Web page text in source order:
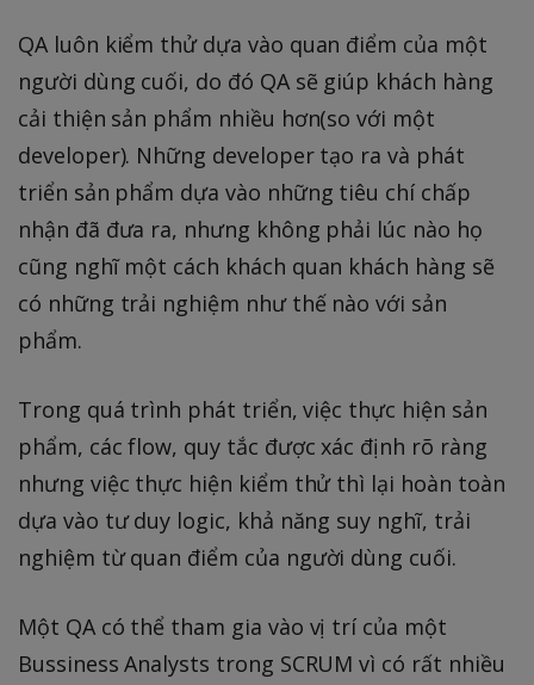
QA luôn kiểm thử dựa vào quan điểm của một
người dùng cuối, do đó QA sẽ giúp khách hàng
cải thiện sản phẩm nhiều hơn(so với một
developer). Những developer tạo ra và phát
triển sản phẩm dựa vào những tiêu chí chấp
nhận đã đưa ra, nhưng không phải lúc nào họ
cũng nghĩ một cách khách quan khách hàng sẽ
có những trải nghiệm như thế nào với sản
phẩm.
Trong quá trình phát triển, việc thực hiện sản
phẩm, các flow, quy tắc được xác định rõ ràng
nhưng việc thực hiện kiểm thử thì lại hoàn toàn
dựa vào tư duy logic, khả năng suy nghĩ, trải
nghiệm từ quan điểm của người dùng cuối.
Một QA có thể tham gia vào vị trí của một
Bussiness Analysts trong SCRUM vì có rất nhiều